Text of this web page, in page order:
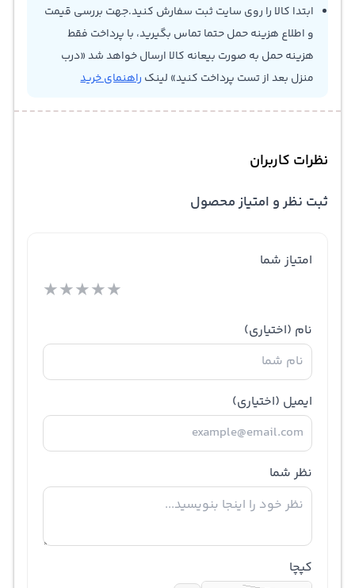
ابتدا کالا را روی سایت ثبت سفارش کنید.جهت بررسی قیمت
و اطلاع هزینه حمل حتما تماس بگیرید، با پرداخت فقط
هزینه حمل به صورت بیعانه کالا ارسال خواهد شد «درب
منزل بعد از تست پرداخت کنید» لینک راهنمای خرید
نظرات کاربران
ثبت نظر و امتیاز محصول
امتیاز شما
★★★★★
نام (اختیاری)
ایمیل (اختیاری)
نظر شما
کپچا